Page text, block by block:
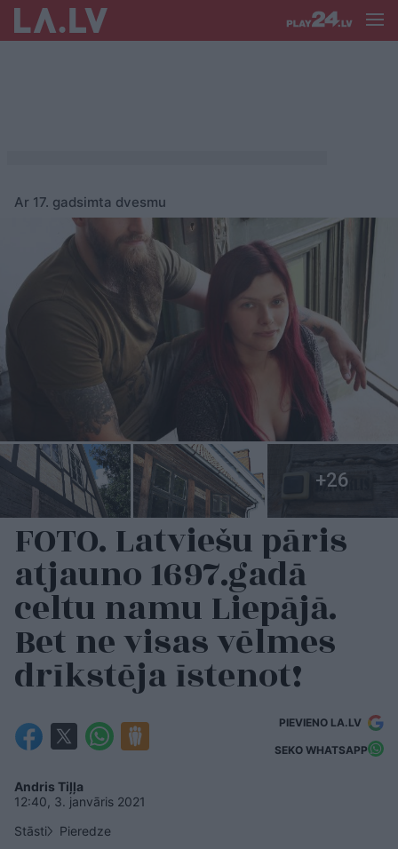
Ar 17. gadsimta dvesmu
FOTO. Latviešu pāris
atjauno 1697.gadā
celtu namu Liepājā.
Bet ne visas vēlmes
drīkstēja īstenot!
PIEVIENO LA.LV
SEKO WHATSAPP
Andris Tiļļa
12:40, 3. janvāris 2021
Stāsti
Pieredze